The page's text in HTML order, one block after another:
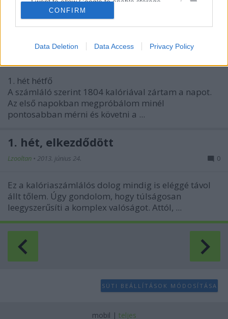
related to functionality of the website or app.
related to personalization.
I want to allow Google to enable storage
functionality and fraud prevention, and other
user protection.
CONFIRM
Data Deletion Data Access Privacy Policy
Az ötből négy munkanap is úgy telt, hogy ...
1. hét hétfő
A számláló szerint 1804 kalóriával zártam a napot.
Az első napokban megpróbálom minél
pontosabban mérni és követni a ...
1. hét, elkezdődött
Lzooltan • 2013. június 24. 0
Ez a kalóriaszámlálós dolog mindig is eléggé távol
állt tőlem. Úgy gondolom, hogy túlságosan
leegyszerűsíti a komplex valóságot. Attól, ...
SÜTI BEÁLLÍTÁSOK MÓDOSÍTÁSA
mobil | teljes